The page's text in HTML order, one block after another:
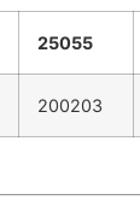
25055
200203